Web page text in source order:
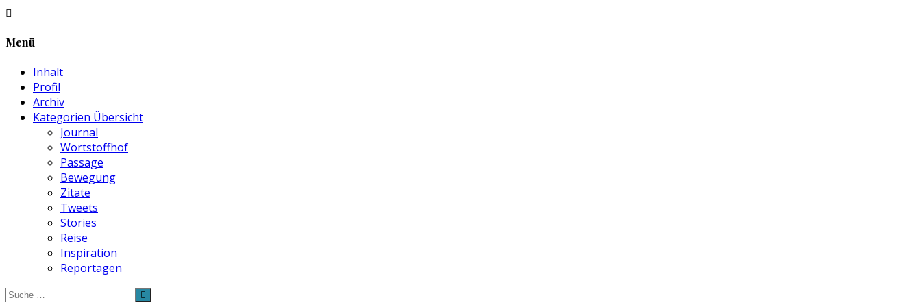
Menü
Inhalt
Profil
Archiv
Kategorien Übersicht
Journal
Wortstoffhof
Passage
Bewegung
Zitate
Tweets
Stories
Reise
Inspiration
Reportagen
Suche